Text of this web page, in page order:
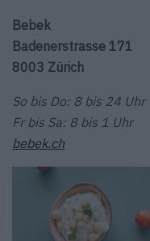
Bebek
Badenerstrasse 171
8003 Zürich
So bis Do: 8 bis 24 Uhr
Fr bis Sa: 8 bis 1 Uhr
bebek.ch